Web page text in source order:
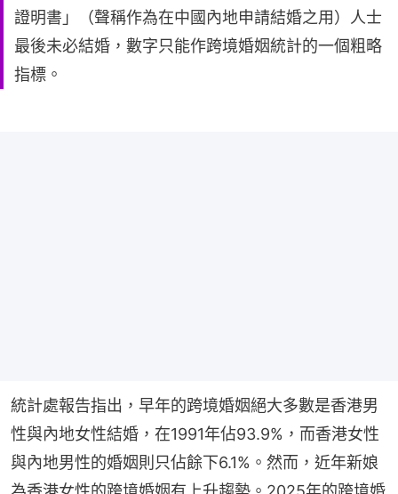
證明書」（聲稱作為在中國內地申請結婚之用）人士
最後未必結婚，數字只能作跨境婚姻統計的一個粗略
指標。
統計處報告指出，早年的跨境婚姻絕大多數是香港男
性與內地女性結婚，在1991年佔93.9%，而香港女性
與內地男性的婚姻則只佔餘下6.1%。然而，近年新娘